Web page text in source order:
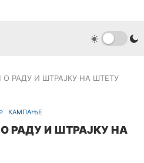
РАДУ И ШТРАЈКУ НА ШТЕТУ
КАМПАЊЕ
РАДУ И ШТРАЈКУ НА